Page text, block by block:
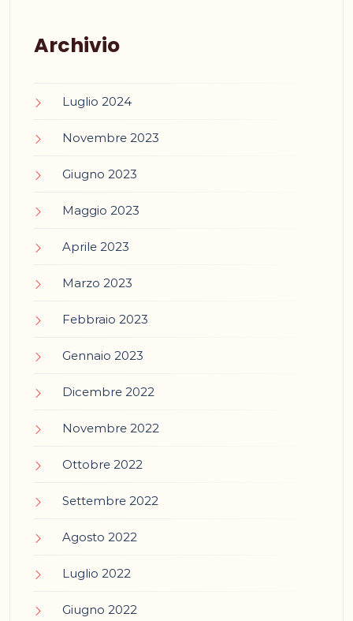
Archivio
Luglio 2024
Novembre 2023
Giugno 2023
Maggio 2023
Aprile 2023
Marzo 2023
Febbraio 2023
Gennaio 2023
Dicembre 2022
Novembre 2022
Ottobre 2022
Settembre 2022
Agosto 2022
Luglio 2022
Giugno 2022